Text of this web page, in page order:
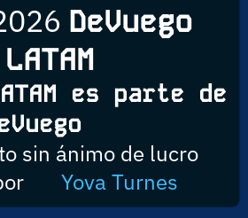
DeVuego
LATAM
es parte de
sin ánimo de lucro
Yova Turnes